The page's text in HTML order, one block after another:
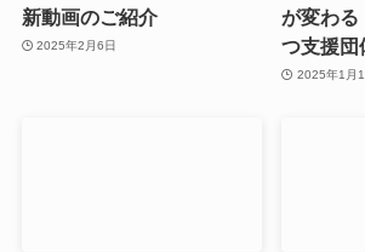
新動画のご紹介
2025年2月6日
が変わる
つ支援団
2025年1月